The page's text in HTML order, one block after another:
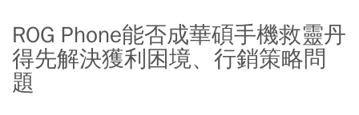
ROG Phone能否成華碩手機救靈丹
得先解決獲利困境、行銷策略問
題